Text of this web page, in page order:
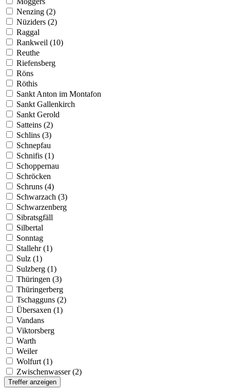
Nenzing (2)
Nüziders (2)
Raggal
Rankweil (10)
Reuthe
Riefensberg
Röns
Röthis
Sankt Anton im Montafon
Sankt Gallenkirch
Sankt Gerold
Satteins (2)
Schlins (3)
Schnepfau
Schnifis (1)
Schoppernau
Schröcken
Schruns (4)
Schwarzach (3)
Schwarzenberg
Sibratsgfäll
Silbertal
Sonntag
Stallehr (1)
Sulz (1)
Sulzberg (1)
Thüringen (3)
Thüringerberg
Tschagguns (2)
Übersaxen (1)
Vandans
Viktorsberg
Warth
Weiler
Wolfurt (1)
Zwischenwasser (2)
Treffer anzeigen